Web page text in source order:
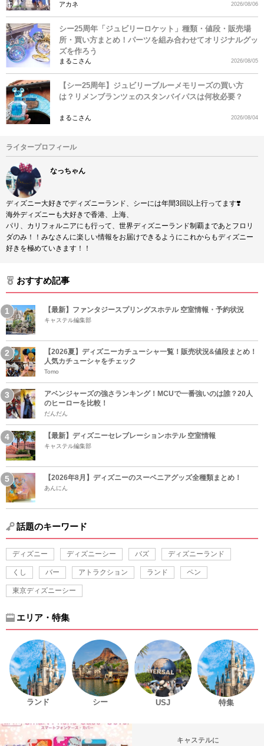
アカネ 2026/08/06
シー25周年「ジュビリーロケット」種類・値段・販売場
所・買い方まとめ！パーツを組み合わせてオリジナルグッ
ズを作ろう
まるこさん 2026/08/05
【シー25周年】ジュビリーブルーメモリーズの買い方
は？リメンブランツェのスタンバイパスは何枚必要？
まるこさん 2026/08/04
ライタープロフィール
なっちゃん
ディズニー大好きでディズニーランド、シーには年間3回以上行ってます❣️
海外ディズニーも大好きで香港、上海、
パリ、カリフォルニアにも行って、世界ディズニーランド制覇まであとフロリ
ダのみ！！みなさんに楽しい情報をお届けできるようにこれからもディズニー
好きを極めていきます！！
おすすめ記事
【最新】ファンタジースプリングスホテル 空室情報・予約状況
キャステル編集部
【2026夏】ディズニーカチューシャ一覧！販売状況&値段まとめ！
人気カチューシャをチェック
Tomo
アベンジャーズの強さランキング！MCUで一番強いのは誰？20人
のヒーローを比較！
だんだん
【最新】ディズニーセレブレーションホテル 空室情報
キャステル編集部
【2026年8月】ディズニーのスーベニアグッズ全種類まとめ！
あんにん
話題のキーワード
ディズニー ディズニーシー バズ ディズニーランド
くし バー アトラクション ランド ペン
東京ディズニーシー
エリア・特集
ランド シー USJ 特集
キャステルに